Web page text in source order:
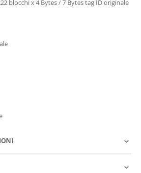
blocchi x 4 Bytes / 7 Bytes tag ID originale